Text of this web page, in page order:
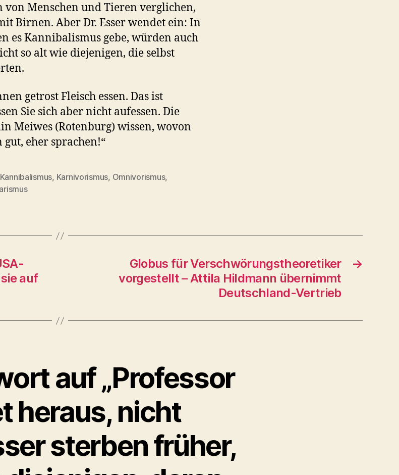
von Menschen und Tieren verglichen,
Birnen. Aber Dr. Esser wendet ein: In
es Kannibalismus gebe, würden auch
so alt wie diejenigen, die selbst
getrost Fleisch essen. Das ist
Sie sich aber nicht aufessen. Die
Meiwes (Rotenburg) wissen, wovon
gut, eher sprachen!“
Kannibalismus, Karnivorismus, Omnivorismus,
auf
→
Globus für Verschwörungs­theoretiker
vorgestellt – Attila Hildmann übernimmt
Deutschland-Vertrieb
auf „Professor
heraus, nicht
sterben früher,